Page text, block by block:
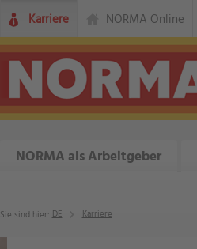
Karriere NORMA Online
NORMA als Arbeitgeber
Sie sind hier: DE Karriere